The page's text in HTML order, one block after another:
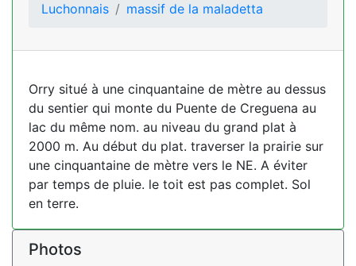
Luchonnais massif de la maladetta
Orry situé à une cinquantaine de mètre au dessus
du sentier qui monte du Puente de Creguena au
lac du même nom. au niveau du grand plat à
2000 m. Au début du plat. traverser la prairie sur
une cinquantaine de mètre vers le NE. A éviter
par temps de pluie. le toit est pas complet. Sol
en terre.
Photos